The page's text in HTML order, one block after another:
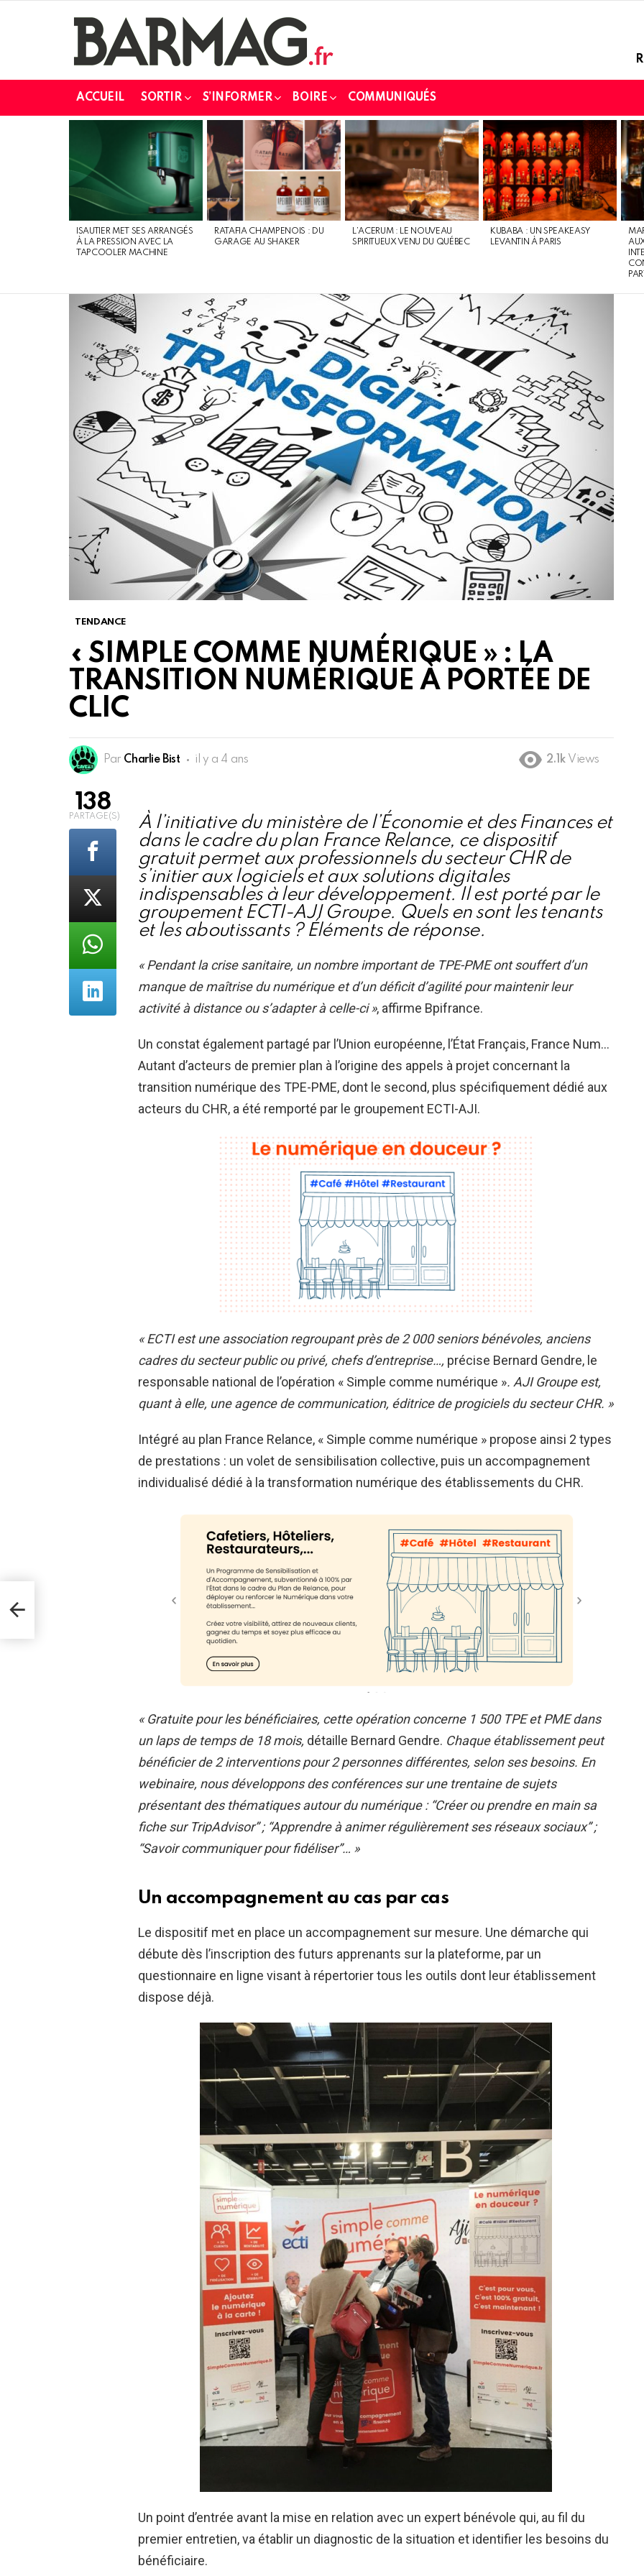
ACCUEIL SORTIR S’INFORMER BOIRE COMMUNIQUÉS
ISAUTIER MET SES ARRANGÉS
À LA PRESSION AVEC LA
TAPCOOLER MACHINE
RATAFIA CHAMPENOIS : DU
GARAGE AU SHAKER
L’ACERUM : LE NOUVEAU
SPIRITUEUX VENU DU QUÉBEC
KUBABA : UN SPEAKEASY
LEVANTIN À PARIS
TENDANCE
« SIMPLE COMME NUMÉRIQUE » : LA
TRANSITION NUMÉRIQUE À PORTÉE DE
CLIC
Par Charlie Bist il y a 4 ans 2.1k Views
À l’initiative du ministère de l’Économie et des Finances et
dans le cadre du plan France Relance, ce dispositif
gratuit permet aux professionnels du secteur CHR de
s’initier aux logiciels et aux solutions digitales
indispensables à leur développement. Il est porté par le
groupement ECTI-AJI Groupe. Quels en sont les tenants
et les aboutissants ? Éléments de réponse.
« Pendant la crise sanitaire, un nombre important de TPE-PME ont souffert d’un
manque de maîtrise du numérique et d’un déficit d’agilité pour maintenir leur
activité à distance ou s’adapter à celle-ci », affirme Bpifrance.
Un constat également partagé par l’Union européenne, l’État Français, France Num…
Autant d’acteurs de premier plan à l’origine des appels à projet concernant la
transition numérique des TPE-PME, dont le second, plus spécifiquement dédié aux
acteurs du CHR, a été remporté par le groupement ECTI-AJI.
« ECTI est une association regroupant près de 2 000 seniors bénévoles, anciens
cadres du secteur public ou privé, chefs d’entreprise…, précise Bernard Gendre, le
responsable national de l’opération « Simple comme numérique ». AJI Groupe est,
quant à elle, une agence de communication, éditrice de progiciels du secteur CHR. »
Intégré au plan France Relance, « Simple comme numérique » propose ainsi 2 types
de prestations : un volet de sensibilisation collective, puis un accompagnement
individualisé dédié à la transformation numérique des établissements du CHR.
« Gratuite pour les bénéficiaires, cette opération concerne 1 500 TPE et PME dans
un laps de temps de 18 mois, détaille Bernard Gendre. Chaque établissement peut
bénéficier de 2 interventions pour 2 personnes différentes, selon ses besoins. En
webinaire, nous développons des conférences sur une trentaine de sujets
présentant des thématiques autour du numérique : “Créer ou prendre en main sa
fiche sur TripAdvisor” ; “Apprendre à animer régulièrement ses réseaux sociaux” ;
“Savoir communiquer pour fidéliser”… »
Un accompagnement au cas par cas
Le dispositif met en place un accompagnement sur mesure. Une démarche qui
débute dès l’inscription des futurs apprenants sur la plateforme, par un
questionnaire en ligne visant à répertorier tous les outils dont leur établissement
dispose déjà.
Un point d’entrée avant la mise en relation avec un expert bénévole qui, au fil du
premier entretien, va établir un diagnostic de la situation et identifier les besoins du
bénéficiaire.
138
PARTAGE(S)